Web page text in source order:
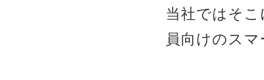
当社ではそ
員向けのス